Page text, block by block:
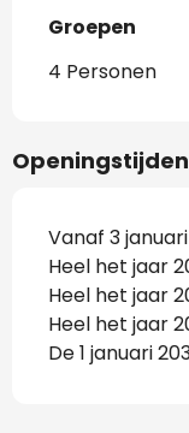
Groepen
Groepen
4 Personen
Openingstijden
Vanaf 3
Heel het jaar
Heel het jaar
Heel het jaar
De 1 januari